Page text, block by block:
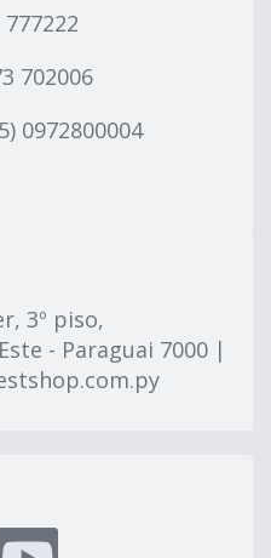
702006
0972800004
3º piso,
- Paraguai 7000 |